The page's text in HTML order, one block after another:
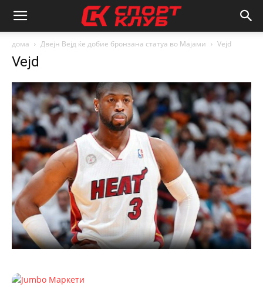
дома Двејн Вејд ќе добие бронзана статуа во Мајами Vejd
Vejd